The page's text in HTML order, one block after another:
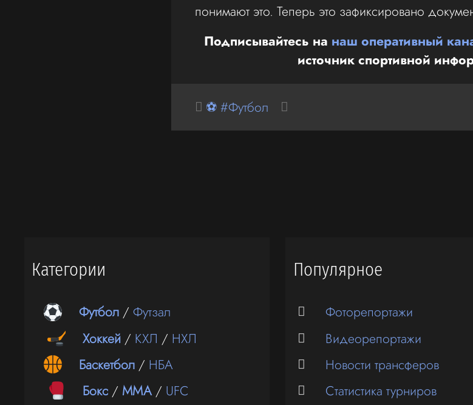
понимают это. Теперь это зафиксировано
Подписывайтесь на наш оперативный
источник спортивной
⚽ #Футбол
Категории
Футбол /Футзал
Хоккей / КХЛ / НХЛ
Баскетбол / НБА
Бокс / ММА/ UFC
Популярное
Фоторепортажи
Видеорепортажи
Новости трансферов
Статистика турниров